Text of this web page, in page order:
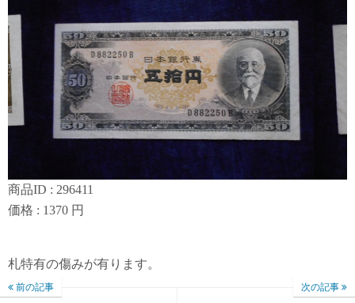
商品ID : 296411
価格 : 1370 円
札特有の傷みが有ります。
前の記事 次の記事